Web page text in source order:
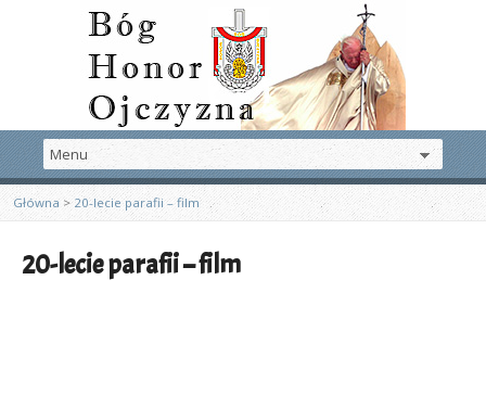
Główna >20-lecie parafii – film
20-lecie parafii – film